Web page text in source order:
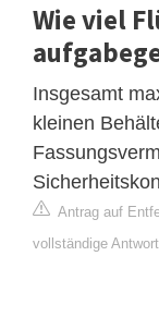
Wie viel
Insgesamt
kleinen
Antrag auf
vollständige